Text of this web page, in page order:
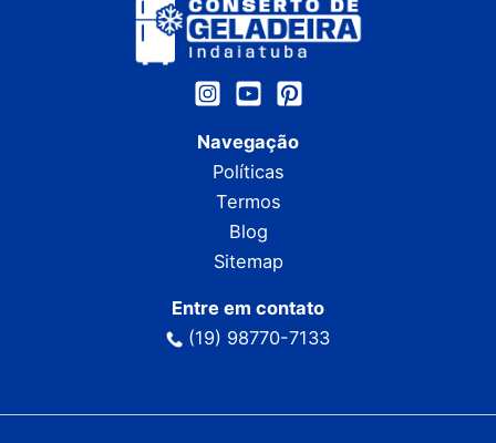
Navegação
Políticas
Termos
Blog
Sitemap
Entre em contato
(19) 98770-7133